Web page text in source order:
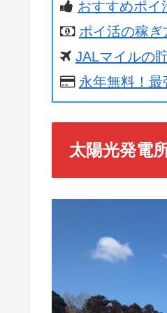
おすすめポイ
ポイ活の稼ぎ
JALマイルの
永年無料！
太陽光発電